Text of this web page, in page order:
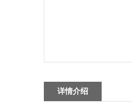
详情介绍